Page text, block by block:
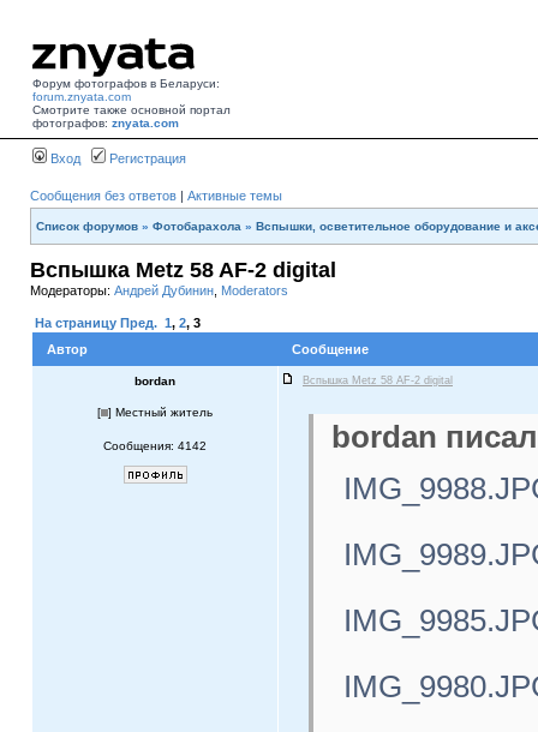
Форум фотографов в Беларуси:
forum.znyata.com
Смотрите также основной портал
фотографов: znyata.com
Вход Регистрация
Сообщения без ответов | Активные темы
Список форумов » Фотобарахола » Вспышки, осветительное оборудование и
Вспышка Metz 58 AF-2 digital
Модераторы: Андрей Дубинин Moderators
На страницу Пред. 1, 2, 3
Автор
Сообщение
bordan Вспышка Metz 58 AF-2 digital
[ ] Местный житель
Сообщения: 4142
bordan